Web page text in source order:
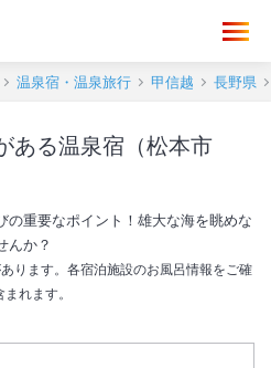
温泉宿・温泉旅行 甲信越 長野県
ある温泉宿（松本市
の重要なポイント！雄大な海を眺めな
んか？
ります。各宿泊施設のお風呂情報をご確
れます。